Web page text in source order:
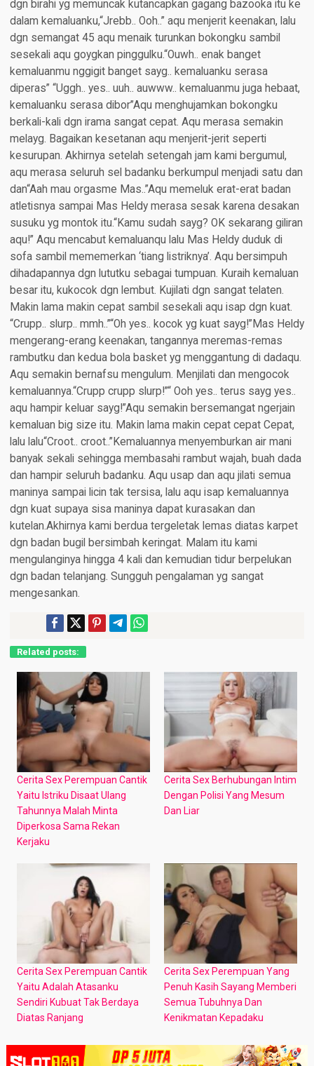
dgn birahi yg memuncak kutancapkan gagang bazooka itu ke
dalam kemaluanku,“Jrebb.. Ooh..” aqu menjerit keenakan, lalu
dgn semangat 45 aqu menaik turunkan bokongku sambil
sesekali aqu goygkan pinggulku.“Ouwh.. enak banget
kemaluanmu nggigit banget sayg.. kemaluanku serasa
diperas” “Uggh.. yes.. uuh.. auwww.. kemaluanmu juga hebaat,
kemaluanku serasa dibor”Aqu menghujamkan bokongku
berkali-kali dgn irama sangat cepat. Aqu merasa semakin
melayg. Bagaikan kesetanan aqu menjerit-jerit seperti
kesurupan. Akhirnya setelah setengah jam kami bergumul,
aqu merasa seluruh sel badanku berkumpul menjadi satu dan
dan“Aah mau orgasme Mas..”Aqu memeluk erat-erat badan
atletisnya sampai Mas Heldy merasa sesak karena desakan
susuku yg montok itu.“Kamu sudah sayg? OK sekarang giliran
aqu!” Aqu mencabut kemaluanqu lalu Mas Heldy duduk di
sofa sambil mememerkan ‘tiang listriknya’. Aqu bersimpuh
dihadapannya dgn lututku sebagai tumpuan. Kuraih kemaluan
besar itu, kukocok dgn lembut. Kujilati dgn sangat telaten.
Makin lama makin cepat sambil sesekali aqu isap dgn kuat.
“Crupp.. slurp.. mmh..”“Oh yes.. kocok yg kuat sayg!”Mas Heldy
mengerang-erang keenakan, tangannya meremas-remas
rambutku dan kedua bola basket yg menggantung di dadaqu.
Aqu semakin bernafsu mengulum. Menjilati dan mengocok
kemaluannya.“Crupp crupp slurp!”“ Ooh yes.. terus sayg yes..
aqu hampir keluar sayg!”Aqu semakin bersemangat ngerjain
kemaluan big size itu. Makin lama makin cepat cepat Cepat,
lalu lalu“Croot.. croot..”Kemaluannya menyemburkan air mani
banyak sekali sehingga membasahi rambut wajah, buah dada
dan hampir seluruh badanku. Aqu usap dan aqu jilati semua
maninya sampai licin tak tersisa, lalu aqu isap kemaluannya
dgn kuat supaya sisa maninya dapat kurasakan dan
kutelan.Akhirnya kami berdua tergeletak lemas diatas karpet
dgn badan bugil bersimbah keringat. Malam itu kami
mengulanginya hingga 4 kali dan kemudian tidur berpelukan
dgn badan telanjang. Sungguh pengalaman yg sangat
mengesankan.
Related posts:
Cerita Sex Perempuan Cantik
Yaitu Istriku Disaat Ulang
Tahunnya Malah Minta
Diperkosa Sama Rekan
Kerjaku
Cerita Sex Berhubungan Intim
Dengan Polisi Yang Mesum
Dan Liar
Cerita Sex Perempuan Cantik
Yaitu Adalah Atasanku
Sendiri Kubuat Tak Berdaya
Diatas Ranjang
Cerita Sex Perempuan Yang
Penuh Kasih Sayang Memberi
Semua Tubuhnya Dan
Kenikmatan Kepadaku